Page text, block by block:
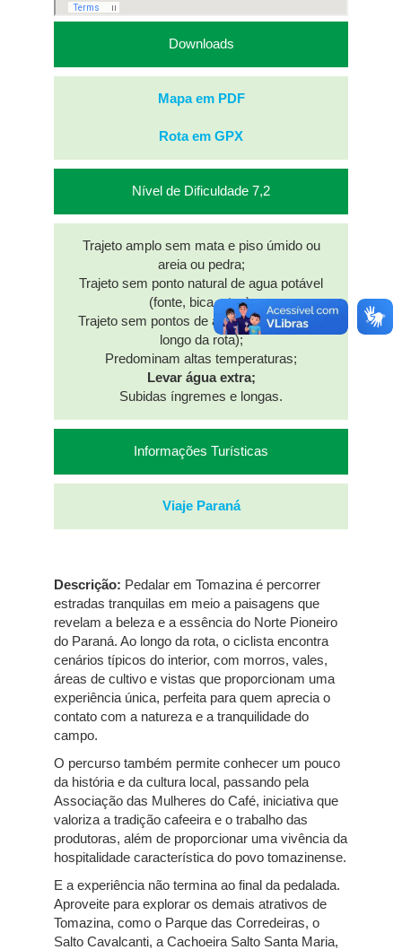
Downloads
Mapa em PDF
Rota em GPX
Nível de Dificuldade 7,2
Trajeto amplo sem mata e piso úmido ou
areia ou pedra;
Trajeto sem ponto natural de agua potável
(fonte, bica, etc..);
Trajeto sem pontos de apoio (comércio ao
longo da rota);
Predominam altas temperaturas;
Levar água extra;
Subidas íngremes e longas.
Informações Turísticas
Viaje Paraná
Descrição: Pedalar em Tomazina é percorrer
estradas tranquilas em meio a paisagens que
revelam a beleza e a essência do Norte Pioneiro
do Paraná. Ao longo da rota, o ciclista encontra
cenários típicos do interior, com morros, vales,
áreas de cultivo e vistas que proporcionam uma
experiência única, perfeita para quem aprecia o
contato com a natureza e a tranquilidade do
campo.
O percurso também permite conhecer um pouco
da história e da cultura local, passando pela
Associação das Mulheres do Café, iniciativa que
valoriza a tradição cafeeira e o trabalho das
produtoras, além de proporcionar uma vivência da
hospitalidade característica do povo tomazinense.
E a experiência não termina ao final da pedalada.
Aproveite para explorar os demais atrativos de
Tomazina, como o Parque das Corredeiras, o
Salto Cavalcanti, a Cachoeira Salto Santa Maria,